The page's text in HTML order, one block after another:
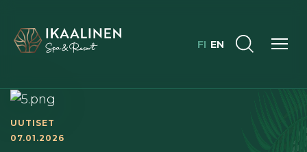
FI EN
UUTISET
07.01.2026